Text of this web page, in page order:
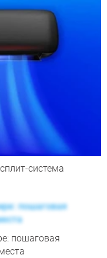
система
пошаговая